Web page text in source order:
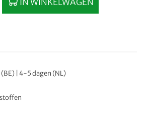
| 4-5 dagen (NL)